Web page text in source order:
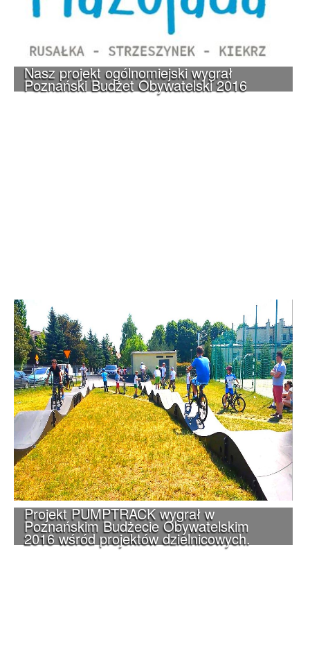
Nasz projekt ogólnomiejski wygrał
Poznański Budżet Obywatelski 2016
Projekt PUMPTRACK wygrał w
Poznańskim Budżecie Obywatelskim
2016 wśród projektów dzielnicowych.